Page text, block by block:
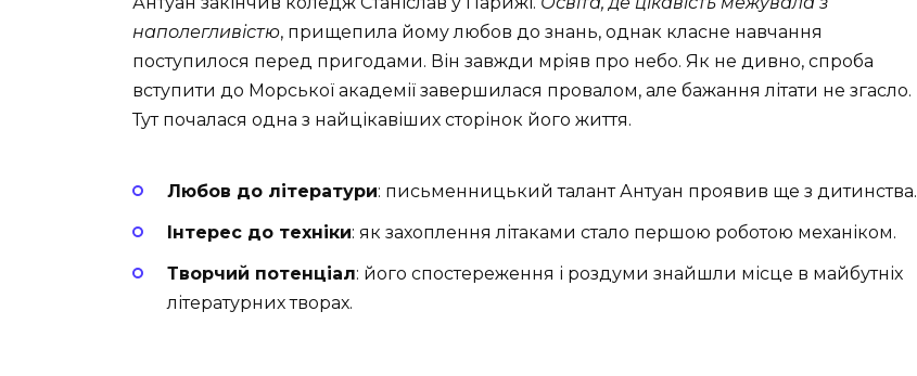
наполегливістю, прищепила йому любов до знань, однак класне навчання
поступилося перед пригодами. Він завжди мріяв про небо. Як не дивно, спроба
вступити до Морської академії завершилася провалом, але бажання літати не згасло.
Тут почалася одна з найцікавіших сторінок його життя.
Любов до літератури: письменницький талант Антуан проявив ще з дитинства.
Інтерес до техніки: як захоплення літаками стало першою роботою механіком.
Творчий потенціал: його спостереження і роздуми знайшли місце в майбутніх
літературних творах.